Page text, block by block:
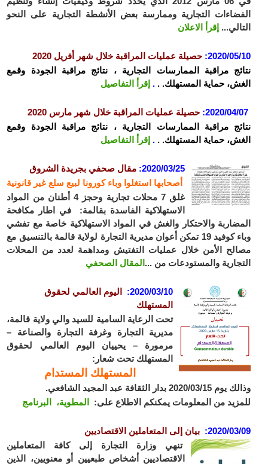
التجارية وممارسة بعض الأنشطة التجارية على النحو
إقرأ الاعلان
2020/
:حصيلة عمليات المراقبة خلال شهر أفريل 2020
مراقبة الممارسات التجارية ، نتائج مراقبة الجودة وقمع
حماية المستهلك. ..إقرأ التفاصيل
2020/04/
:حصيلة عمليات المراقبة خلال شهر مارس 2020
مراقبة الممارسات التجارية ، نتائج مراقبة الجودة وقمع
حماية المستهلك. ..إقرأ التفاصيل
2020/03/25: مقال صحفي بجريدة الشروق
أصحابها استغلوا وباء كورونا لبيع سلع غير قانونية
غلق 7 محلات تجارية وحجز 4 أطنان من المواد
الاستهلاكية الفاسدة بقالمة: في اطار مكافحة
والاحتكار والغش في المواد الاستهلاكية خاصة مع تفشي
وباء كوفيد 19 تمكن أعوان مديرية التجارة لولاية قالمة بالتنسيق مع
الأمن خلال عمليات التفتيش ومداهمة لعدد من المحلات
والمستودعات من ...المقال الصحفي
2020/03/10
:اليوم العالمي لحقوق
المستهلك
تحت الرعاية السامية للسيد والي ولاية قالمة،
مديرية التجارة وغرفة التجارة والصناعة –
مرمورة – يحييان اليوم العالمي لحقوق
المستهلك تحت شعار:
المستهلك المستدام
15 بدار الثقافة عبد المجيد الشافعي.
من المعلومات يمكنكم الاطلاع على:المطوية، البرنامج
2020/
: بيان إلى المتعاملين الاقتصاديين
تنهي وزارة التجارة إلى كافة المتعاملين
الاقتصاديين أشخاص طبعيين أو معنويين، الذين